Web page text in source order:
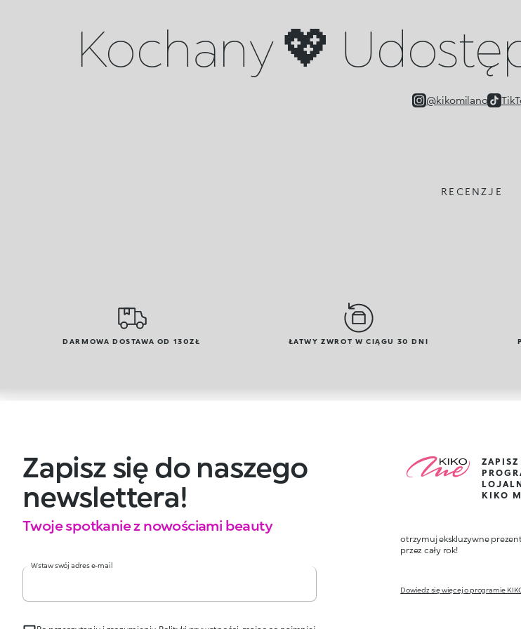
Kochany 💖
@kikomilano
RECENZJE
DARMOWA DOSTAWA OD 130ZŁ ŁATWY ZWROT W CIĄGU 30 DNI
Zapisz się do naszego
newslettera!
Twoje spotkanie z nowościami beauty
Wstaw swój adres e-mail
ZAPISZ
KIKO
otrzymuj ekskluzywne
przez cały rok!
Dowiedz się więcej o programie